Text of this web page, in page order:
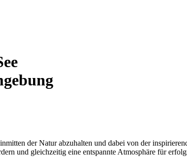
der Natur abzuhalten und dabei von der
und gleichzeitig eine entspannte Atmosphäre für